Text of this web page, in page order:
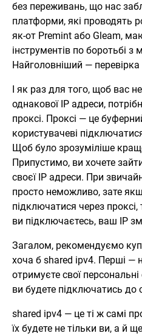
без переживань, що нас
платформи, які проводять
як-от Premint або Gleam,
інструментів по боротьбі
Найголовніший —
І як раз для того, щоб вас
однакової IP адреси,
проксі. Проксі — це
користувачеві
Щоб було зрозуміліше
Припустимо, ви хочете
своєї IP адреси. При
просто неможливо, зате
підключатися через
ви підключаєтесь, ваш IP
Загалом, рекомендуємо
хоча б shared ipv4. Перші —
отримуєте свої
ви будете підключатись до
shared ipv4 — це ті ж самі
їх будете не тільки ви, а й